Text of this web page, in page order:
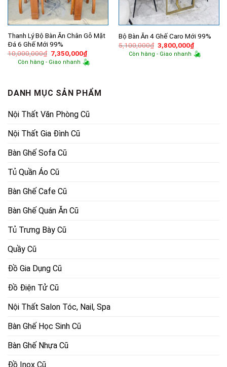
Thanh Lý Bộ Bàn Ăn Chân Gỗ Mặt
Đá 6 Ghế Mới 99%
10,000,000₫ Giá
gốc
là:
7,350,000₫Giá
hiện
tại
Còn hàng - Giao nhanh
Bộ Bàn Ăn 4 Ghế Caro Mới 99%
5,100,000₫ Giá
gốc
là:
3,800,000₫Giá
hiện
tại
Còn hàng - Giao nhanh
DANH MỤC SẢN PHẨM
Nội Thất Văn Phòng Cũ
Nội Thất Gia Đình Cũ
Bàn Ghế Sofa Cũ
Tủ Quần Áo Cũ
Bàn Ghế Cafe Cũ
Bàn Ghế Quán Ăn Cũ
Tủ Trưng Bày Cũ
Quầy Cũ
Đồ Gia Dụng Cũ
Đồ Điện Tử Cũ
Nội Thất Salon Tóc, Nail, Spa
Bàn Ghế Học Sinh Cũ
Bàn Ghế Nhựa Cũ
Đồ Inox Cũ